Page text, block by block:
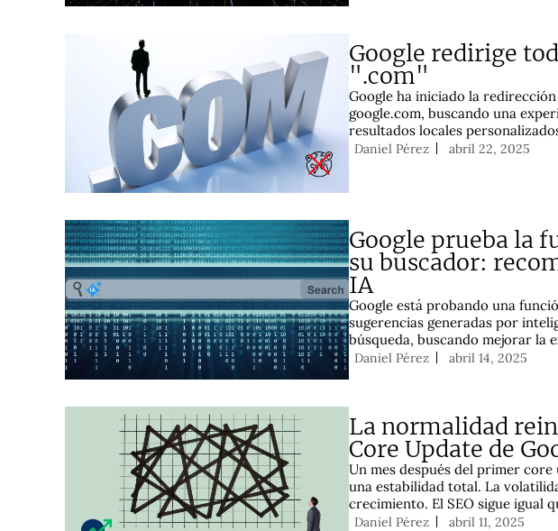
Google redirige
".com"
Google ha iniciado la
google.com, buscando una
resultados locales
Daniel Pérez abril 22, 2025
Google prueba la
su buscador:
IA
Google está probando una
sugerencias generadas por
búsqueda, buscando mejorar la
Daniel Pérez abril 14, 2025
La normalidad
Core Update de
Un mes después del primer core
una estabilidad total. La
crecimiento. El SEO sigue igual
Daniel Pérez abril 11, 2025